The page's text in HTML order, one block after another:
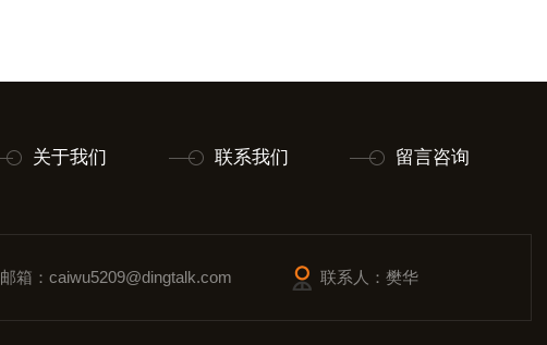
关于我们 联系我们 留言咨询
邮箱：caiwu5209@dingtalk.com 联系人：樊华